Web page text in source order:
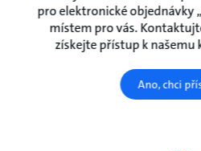
pro elektronické objednávky
místem pro vás.
získejte přístup k
Ano, chci